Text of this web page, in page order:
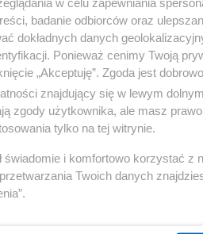
normalizujemy i co z tego
trzeba normalizować.
więc nie nawiązujemy relacji,
z kimś, kto nam zapewni
na projekt federalizacji
badanie odbiorców oraz
dokładnych danych
Ponieważ cenimy Twoją
„Akceptuję”. Zgoda jest
znajdujący się w lewym
zgody użytkownika, ale masz
tylko na tej witrynie.
i komfortowo korzystać z
Twoich danych